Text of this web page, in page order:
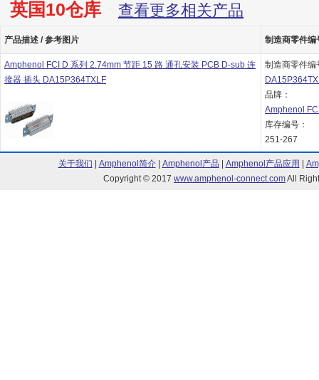
英国10仓库 查看更多相关产品
产品描述 / 参考图片 制造商零件编
Amphenol FCI D 系列 2.74mm 节距 15 路 通孔安装 PCB D-sub 连
接器 插头 DA15P364TXLF
制造商零件编
品牌：
Amphenol
库存编号：
251-267
关于我们 Amphenol简介| Amphenol产品 Amphenol产品应用
Copyright © 2017 www.amphenol-connect.comAll